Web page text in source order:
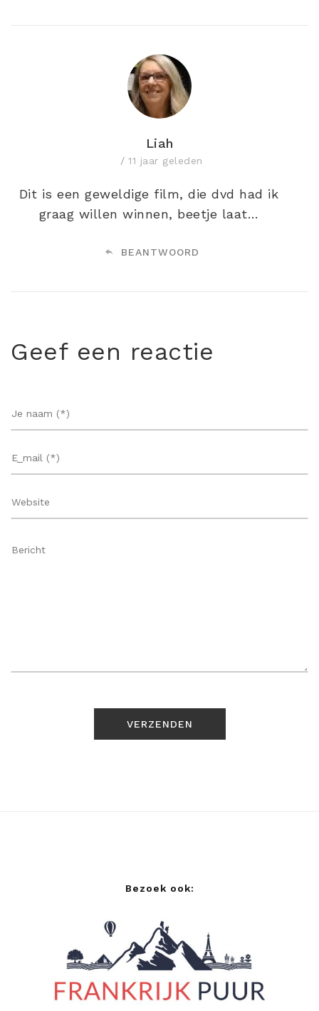
Liah
11 jaar geleden
Dit is een geweldige film, die dvd had ik
graag willen winnen, beetje laat…
BEANTWOORD
Geef een reactie
Bezoek ook: